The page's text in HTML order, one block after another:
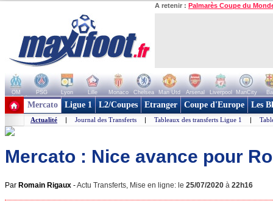
A retenir : Palmarès Coupe du
OM PSG Lyon Lille Monaco Chelsea Man Utd Arsenal Liverpool ManCity
+ de clubs
Mercato Ligue 1 L2/Coupes Etranger Coupe d'Europe Les
Actualité | Journal des Transferts | Tableaux des transferts Ligue 1 |
Mercato : Nice avance pour
Par Romain Rigaux -Actu Transferts, Mise en ligne: le 25/07/2020 à 22h16